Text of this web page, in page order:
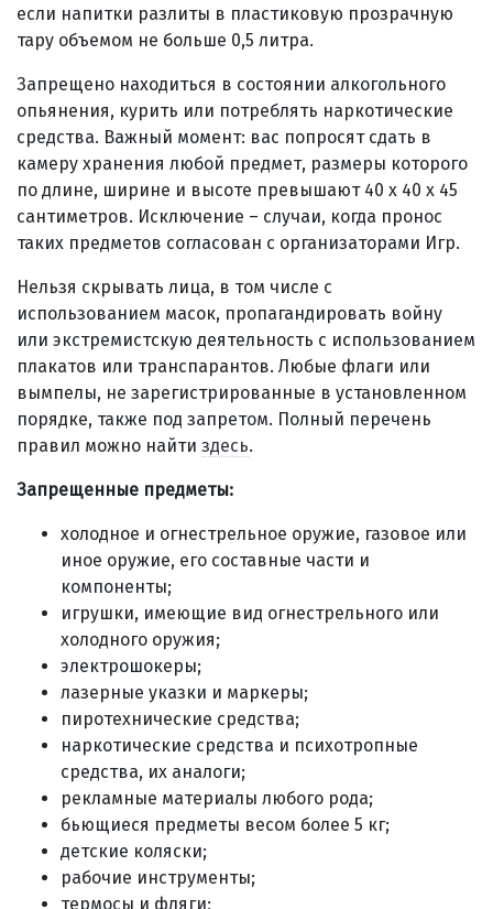
если напитки разлиты в пластиковую прозрачную
тару объемом не больше 0,5 литра.
Запрещено находиться в состоянии алкогольного
опьянения, курить или потреблять наркотические
средства. Важный момент: вас попросят сдать в
камеру хранения любой предмет, размеры которого
по длине, ширине и высоте превышают 40 x 40 x 45
сантиметров. Исключение – случаи, когда пронос
таких предметов согласован с организаторами Игр.
Нельзя скрывать лица, в том числе с
использованием масок, пропагандировать войну
или экстремистскую деятельность с использованием
плакатов или транспарантов. Любые флаги или
вымпелы, не зарегистрированные в установленном
порядке, также под запретом. Полный перечень
правил можно найти здесь.
Запрещенные предметы:
холодное и огнестрельное оружие, газовое или
иное оружие, его составные части и
компоненты;
игрушки, имеющие вид огнестрельного или
холодного оружия;
электрошокеры;
лазерные указки и маркеры;
пиротехнические средства;
наркотические средства и психотропные
средства, их аналоги;
рекламные материалы любого рода;
бьющиеся предметы весом более 5 кг;
детские коляски;
рабочие инструменты;
термосы и фляги;